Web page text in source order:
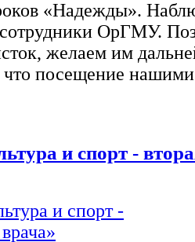
«Надежды».
ОрГМУ.
желаем им
что посещение
и спорт -